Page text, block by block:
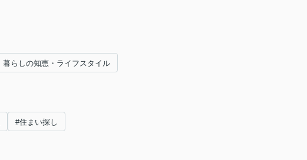
暮らしの知恵・ライフスタイル
#住まい探し